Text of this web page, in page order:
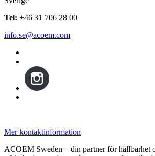
Tel: +46 31 706 28 00
info.se@acoem.com
Mer kontaktinformation
ACOEM Sweden – din partner för hållbarhet